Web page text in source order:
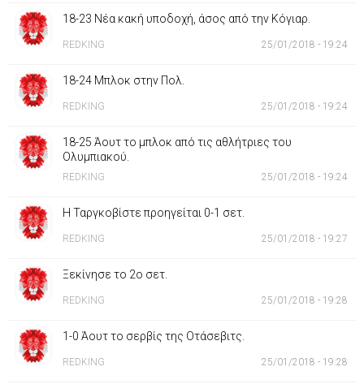
18-23 Νέα κακή υποδοχή, άσος από την Κόγιαρ.
REDKING 25/01/2018 - 19:24
18-24 Μπλοκ στην Πολ.
REDKING 25/01/2018 - 19:24
18-25 Άουτ το μπλοκ από τις αθλήτριες του
Ολυμπιακού.
REDKING 25/01/2018 - 19:24
Η Ταργκοβίστε προηγείται 0-1 σετ.
REDKING 25/01/2018 - 19:27
Ξεκίνησε το 2ο σετ.
REDKING 25/01/2018 - 19:28
1-0 Άουτ το σερβίς της Οτάσεβιτς.
REDKING 25/01/2018 - 19:28